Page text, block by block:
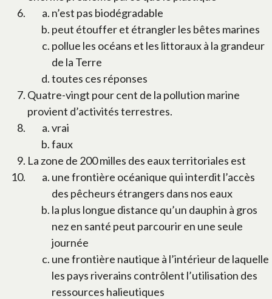
n’est pas biodégradable
peut étouffer et étrangler les bêtes marines
pollue les océans et les littoraux à la grandeur
de la Terre
toutes ces réponses
Quatre-vingt pour cent de la pollution marine
provient d’activités terrestres.
vrai
faux
La zone de 200 milles des eaux territoriales est
une frontière océanique qui interdit l’accès
des pêcheurs étrangers dans nos eaux
la plus longue distance qu’un dauphin à gros
nez en santé peut parcourir en une seule
journée
une frontière nautique à l’intérieur de laquelle
les pays riverains contrôlent l’utilisation des
ressources halieutiques